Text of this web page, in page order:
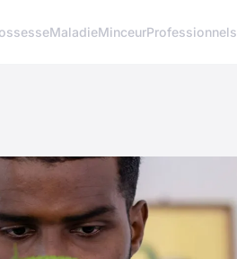
MaladieMinceurProfessionnels